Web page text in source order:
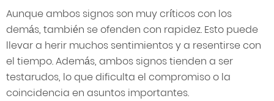
Aunque ambos signos son muy críticos con los
demás, también se ofenden con rapidez. Esto puede
llevar a herir muchos sentimientos y a resentirse con
el tiempo. Además, ambos signos tienden a ser
testarudos, lo que dificulta el compromiso o la
coincidencia en asuntos importantes.